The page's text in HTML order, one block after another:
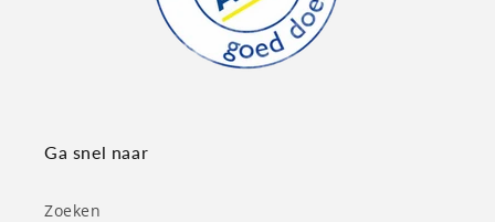
Ga snel naar
Zoeken